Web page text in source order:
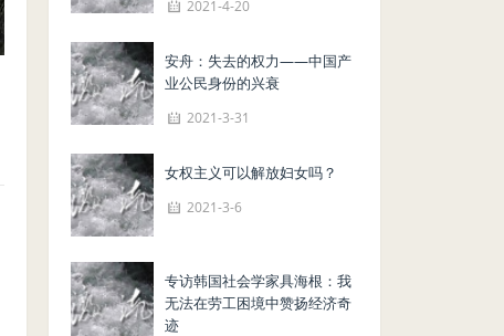
2021-4-20
安舟：失去的权力——中国产
业公民身份的兴衰
2021-3-31
女权主义可以解放妇女吗？
2021-3-6
专访韩国社会学家具海根：我
无法在劳工困境中赞扬经济奇
迹